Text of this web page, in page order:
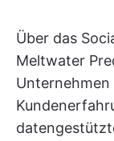
Über das
Meltwater